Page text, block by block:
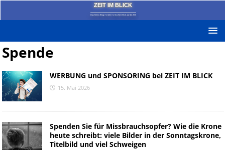
ZEIT IM BLICK
Das News-Blog mit dem kritischen Blick auf die Zeit!
Spende
WERBUNG und SPONSORING bei ZEIT IM BLICK
15. Mai 2026
Spenden Sie für Missbrauchsopfer? Wie die Krone
heute schreibt: viele Bilder in der Sonntagskrone,
Titelbild und viel Schweigen